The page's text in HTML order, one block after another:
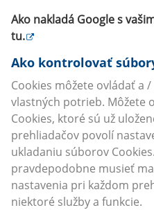
Ako nakladá Google s
tu.
Ako kontrolovať
Cookies môžete ovládať a
vlastných potrieb. Môžete
Cookies, ktoré sú už
prehliadačov povolí
ukladaniu súborov
pravdepodobne musieť
nastavenia pri každom
niektoré služby a funkcie.